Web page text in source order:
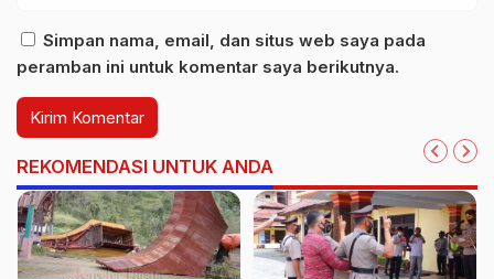
Simpan nama, email, dan situs web saya pada
peramban ini untuk komentar saya berikutnya.
REKOMENDASI UNTUK ANDA